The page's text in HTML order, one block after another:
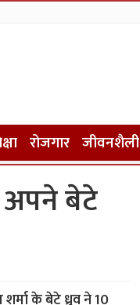
रोजगार जीवनशैली
बेटे
के बेटे ध्रुव ने 10